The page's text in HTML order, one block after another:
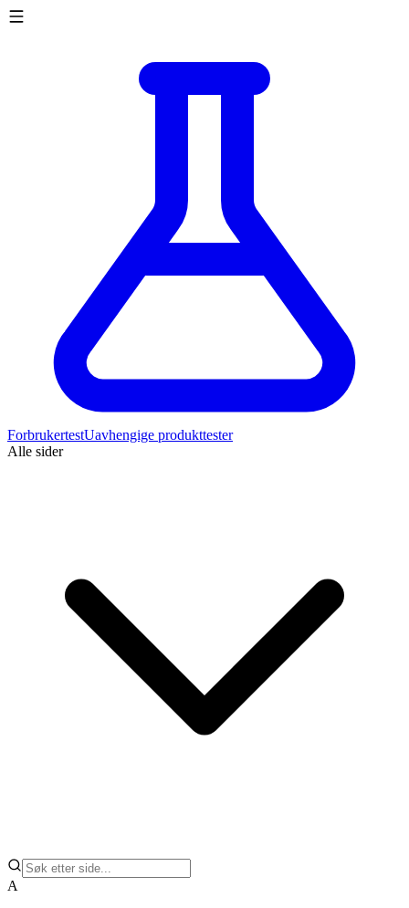
ForbrukertestUavhengige produkttester
Alle sider
A